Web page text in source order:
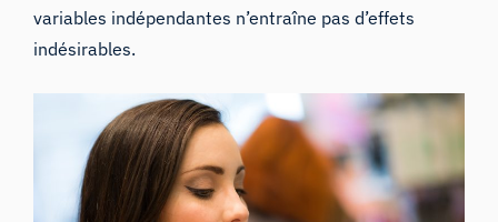
variables indépendantes n’entraîne pas d’effets
indésirables.